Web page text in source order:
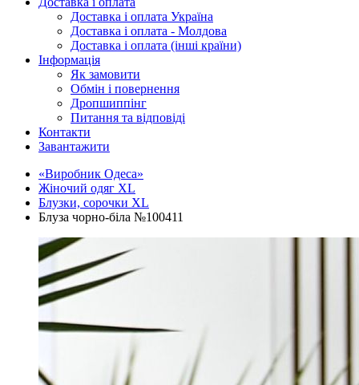
Доставка і оплата Україна
Доставка і оплата - Молдова
Доставка і оплата (інші країни)
Інформація
Як замовити
Обмін і повернення
Дропшиппінг
Питання та відповіді
Контакти
Завантажити
«Виробник Одеса»
Жіночий одяг XL
Блузки, сорочки XL
Блуза чорно-біла №100411